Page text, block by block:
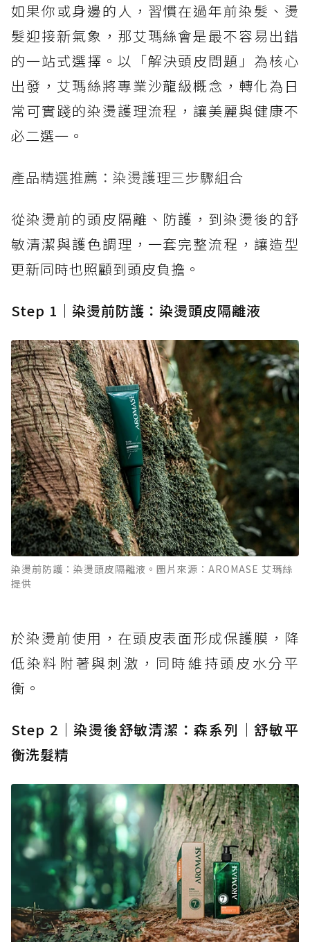
如果你或身邊的人，習慣在過年前染髮、燙
髮迎接新氣象，那艾瑪絲會是最不容易出錯
的一站式選擇。以「解決頭皮問題」為核心
出發，艾瑪絲將專業沙龍級概念，轉化為日
常可實踐的染燙護理流程，讓美麗與健康不
必二選一。
產品精選推薦：染燙護理三步驟組合
從染燙前的頭皮隔離、防護，到染燙後的舒
敏清潔與護色調理，一套完整流程，讓造型
更新同時也照顧到頭皮負擔。
Step 1｜染燙前防護：染燙頭皮隔離液
染燙前防護：染燙頭皮隔離液。圖片來源：AROMASE 艾瑪絲
提供
於染燙前使用，在頭皮表面形成保護膜，降
低染料附著與刺激，同時維持頭皮水分平
衡。
Step 2｜染燙後舒敏清潔：森系列｜舒敏平
衡洗髮精